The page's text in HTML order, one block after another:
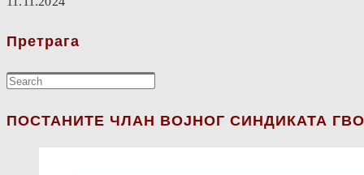
Претрага
ПОСТАНИТЕ ЧЛАН ВОЈНОГ СИНДИКАТА